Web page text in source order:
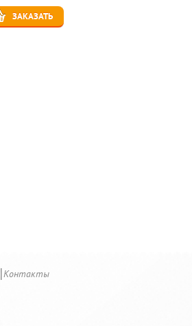
ЗАКАЗАТЬ
Контакты